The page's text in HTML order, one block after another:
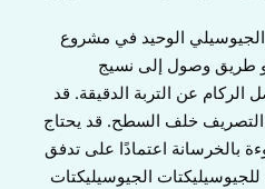
الجيوسيلي الوحيد في مشروع
طريق وصول إلى نسيج
عن التربة الدقيقة. قد
التصريف خلف السطح. قد يحتاج
بالخرسانة اعتمادًا على تدفق
الجيوسيليكتات